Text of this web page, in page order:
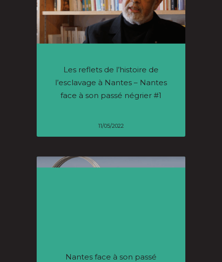
Les reflets de l’histoire de
l’esclavage à Nantes – Nantes
face à son passé négrier #1
11/05/2022
Nantes face à son passé